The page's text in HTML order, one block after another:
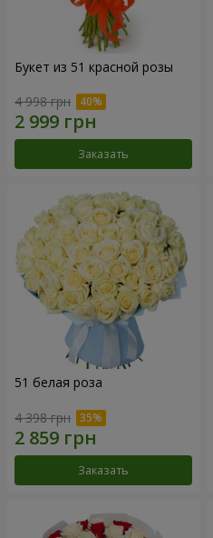
Букет из 51 красной розы
4 998 грн
Заказать
51 белая роза
4 398 грн
Заказать